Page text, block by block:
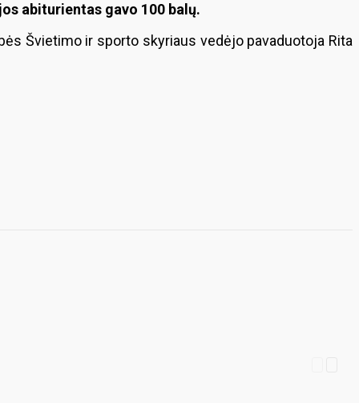
abiturientas gavo 100 balų.
Švietimo ir sporto skyriaus vedėjo pavaduotoja Rita